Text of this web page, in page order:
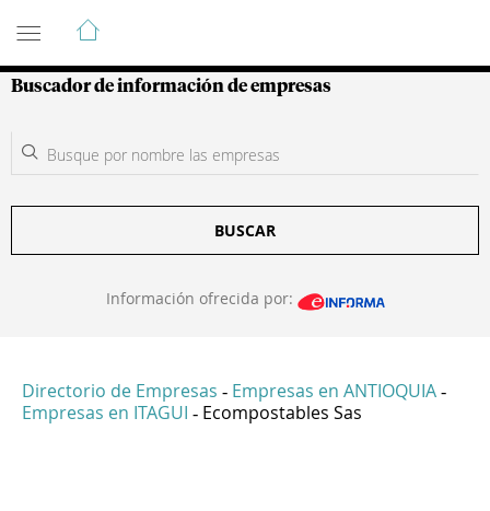
Guía de Empresas Colombianas
Buscador de información de empresas
BUSCAR
Información ofrecida por:
Directorio de Empresas - Empresas en ANTIOQUIA -
Empresas en ITAGUI - Ecompostables Sas